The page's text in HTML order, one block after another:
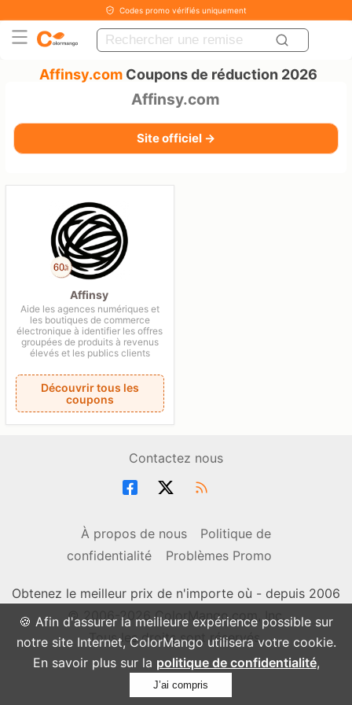
🍪 Afin d'assurer la meilleure expérience possible sur
notre site Internet, ColorMango utilisera votre cookie.
En savoir plus sur la politique de confidentialité,
J’ai compris
Codes promo vérifiés uniquement
Affinsy.com Coupons de réduction 2026
Affinsy.com
Site officiel →
Affinsy
Aide les agences numériques et
les boutiques de commerce
électronique à identifier les offres
groupées de produits à revenus
élevés et les publics clients
Découvrir tous les
coupons
Contactez nous
À propos de nous
Politique de
confidentialité
Problèmes Promo
Obtenez le meilleur prix de n'importe où - depuis 2006
© 2006-2026 ColorMango.com, Inc.
Tous les droits sont réservés.